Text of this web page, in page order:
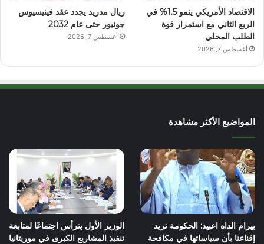
الاقتصاد الأمريكي ينمو 1.5% في
الربع الثاني مع استمرار قوة
الطلب المحلي
أغسطس 7, 2026
ريال مدريد يجدد عقد فينيسيوس
جونيور حتى عام 2032
أغسطس 7, 2026
المواضيع الأكثر مشاهدة
بيرام الداه اعبيد: الحكومة تريد
إقناعنا بأن سياساتها في مكافحة
الوزير الأول يترأس اجتماعًا لمتابعة
تنفيذ المشاريع الكبرى في موريتانيا